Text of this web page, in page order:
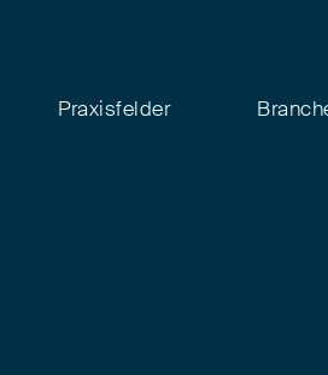
Praxisfelder